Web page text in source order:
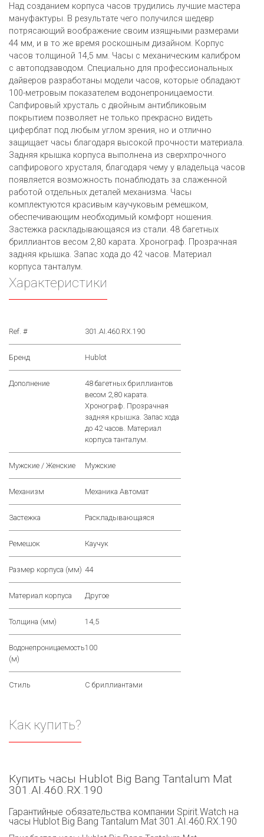
Над созданием корпуса часов трудились лучшие мастера
мануфактуры. В результате чего получился шедевр
потрясающий воображение своим изящными размерами
44 мм, и в то же время роскошным дизайном. Корпус
часов толщиной 14,5 мм. Часы с механическим калибром
с автоподзаводом. Специально для профессиональных
дайверов разработаны модели часов, которые обладают
100-метровым показателем водонепроницаемости.
Сапфировый хрусталь с двойным антибликовым
покрытием позволяет не только прекрасно видеть
циферблат под любым углом зрения, но и отлично
защищает часы благодаря высокой прочности материала.
Задняя крышка корпуса выполнена из сверхпрочного
сапфирового хрусталя, благодаря чему у владельца часов
появляется возможность понаблюдать за слаженной
работой отдельных деталей механизма. Часы
комплектуются красивым каучуковым ремешком,
обеспечивающим необходимый комфорт ношения.
Застежка раскладывающаяся из стали. 48 багетных
бриллиантов весом 2,80 карата. Хронограф. Прозрачная
задняя крышка. Запас хода до 42 часов. Материал
корпуса танталум.
Характеристики
Ref. # 301.AI.460.RX.190
Бренд Hublot
Дополнение
48 багетных бриллиантов
весом 2,80 карата.
Хронограф. Прозрачная
задняя крышка. Запас хода
до 42 часов. Материал
корпуса танталум.
Мужские / Женские Мужские
Механизм Механика Автомат
Застежка Раскладывающаяся
Ремешок Каучук
Размер корпуса (мм) 44
Материал корпуса Другое
Толщина (мм) 14,5
Водонепроницаемость
(м)
100
Стиль С бриллиантами
Как купить?
Купить часы Hublot Big Bang Tantalum Mat
301.AI.460.RX.190
Гарантийные обязательства компании Spirit.Watch на
часы Hublot Big Bang Tantalum Mat 301.AI.460.RX.190